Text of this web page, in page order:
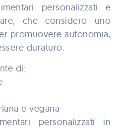
personalizzati e
che considero uno
promuovere autonomia,
duraturo.
di:
e vegana
personalizzati in